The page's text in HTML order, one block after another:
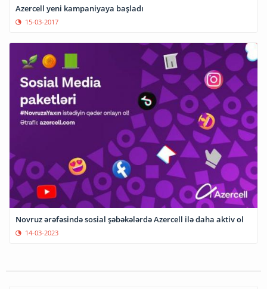
Azercell yeni kampaniyaya başladı
15-03-2017
Novruz ərəfəsində sosial şəbəkələrdə Azercell ilə daha aktiv ol
14-03-2023